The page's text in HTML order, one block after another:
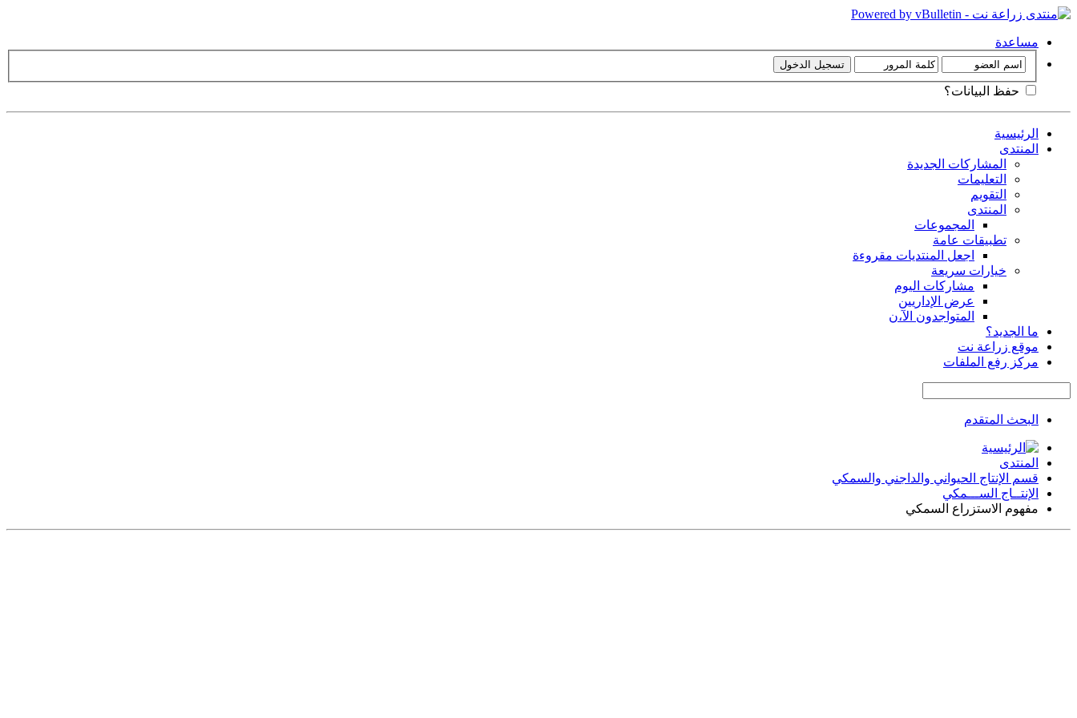
مساعدة
حفظ البيانات؟
الرئيسية
المنتدى
المشاركات الجديدة
التعليمات
التقويم
المنتدى
المجموعات
تطبيقات عامة
اجعل المنتديات مقروءة
خيارات سريعة
مشاركات اليوم
عرض الإداريين
المتواجدون الآ،ن
ما الجديد؟
موقع زراعة نت
مركز رفع الملفات
البحث المتقدم
المنتدى
قسم الإنتاج الحيواني والداجني والسمكي
الإنتــاج الســـمكي
مفهوم الاستزراع السمكي